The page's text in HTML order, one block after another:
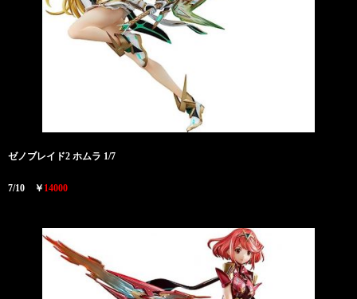
ゼノブレイド2 ホムラ 1/7
7/10 ￥ 14000